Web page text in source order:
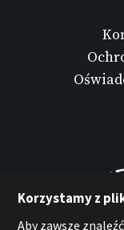
Korzystamy z
Aby zawsze